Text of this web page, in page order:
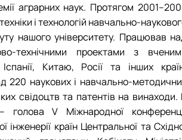
аграрних наук. Протягом
і технологій навчально-
нашого університету. Працював
технічними проектами з
Китаю, Росії та інших
220 наукових і навчально-
свідоцтв та патентів на винаходи.
V Міжнародної
інженерії країн Центральної та